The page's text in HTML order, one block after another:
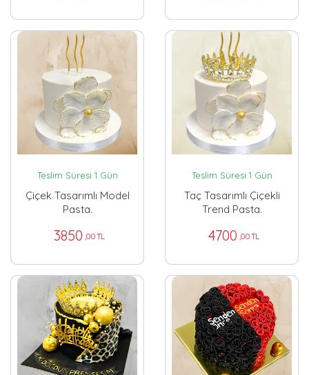
Teslim Süresi 1 Gün
Çiçek Tasarımlı Model
Pasta.
3850 ,00 TL
Teslim Süresi 1 Gün
Taç Tasarımlı Çiçekli
Trend Pasta.
4700 ,00 TL